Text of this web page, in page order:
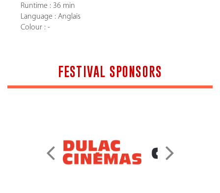
Runtime : 36 min
Language : Anglais
Colour : -
FESTIVAL SPONSORS